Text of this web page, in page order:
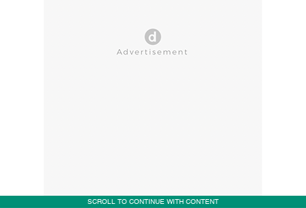
SCROLL TO CONTINUE WITH CONTENT